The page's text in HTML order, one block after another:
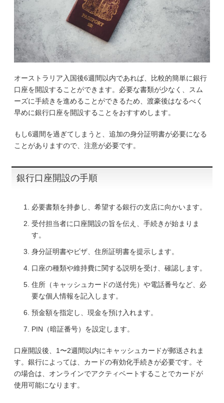
オーストラリア入国後6週間以内であれば、比較的簡単に銀行
口座を開設することができます。必要な書類が少なく、スム
ーズに手続きを進めることができるため、渡豪後はなるべく
早めに銀行口座を開設することをおすすめします。
もし6週間を過ぎてしまうと、追加の身分証明書が必要になる
ことがありますので、注意が必要です。
銀行口座開設の手順
必要書類を持参し、希望する銀行の支店に向かいます。
受付担当者に口座開設の旨を伝え、手続きが始まりま
す。
身分証明書やビザ、住所証明書を提示します。
口座の種類や維持費に関する説明を受け、確認します。
住所（キャッシュカードの送付先）や電話番号など、必
要な個人情報を記入します。
預金額を指定し、現金を預け入れます。
PIN（暗証番号）を設定します。
口座開設後、1〜2週間以内にキャッシュカードが郵送されま
す。銀行によっては、カードの有効化手続きが必要です。そ
の場合は、オンラインでアクティベートすることでカードが
使用可能になります。